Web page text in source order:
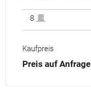
8
Kaufpreis
Preis auf Anfrage